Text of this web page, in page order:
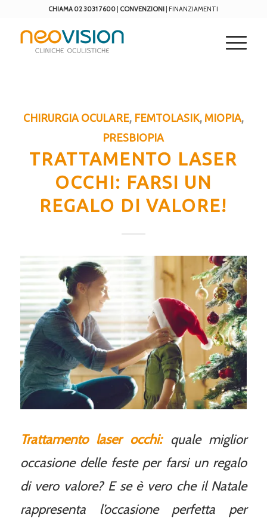
CHIAMA 02 3031 7600 CONVENZIONI FINANZIAMENTI
CHIRURGIA OCULARE, FEMTOLASIK, MIOPIA,
PRESBIOPIA
TRATTAMENTO LASER
OCCHI: FARSI UN
REGALO DI VALORE!
Trattamento laser occhi:quale miglior
occasione delle feste per farsi un regalo
di vero valore? E se è vero che il Natale
rappresenta l’occasione perfetta per